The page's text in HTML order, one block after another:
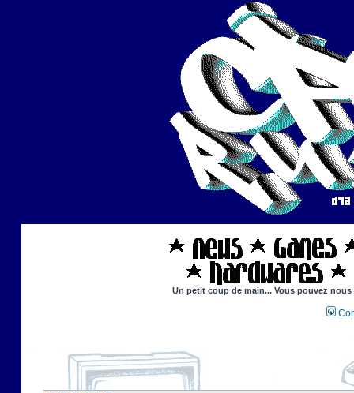
Un petit coup de main... Vous pouvez